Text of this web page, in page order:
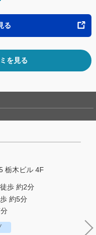
る
を見る
栃木ビル 4F
歩 約2分
約5分